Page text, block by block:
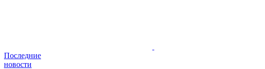
Последние
новости